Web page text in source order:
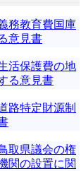
務教育費国庫
意見書
活保護費の地
る意見書
路特定財源制
取県議会の権
関の設置に関